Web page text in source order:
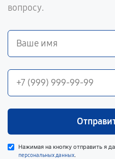
вопросу.
Нажимая на кнопку отправить я
персональных данных.